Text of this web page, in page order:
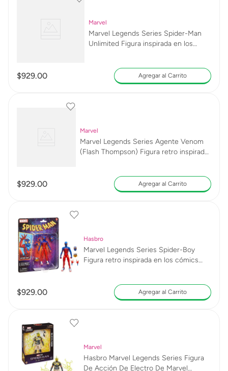
Marvel
Marvel Legends Series Spider-Man
Unlimited Figura inspirada en los
$929.00 Agregar al Carrito
Marvel
Marvel Legends Series Agente Venom
(Flash Thompson) Figura retro inspirada
$929.00 Agregar al Carrito
Hasbro
Marvel Legends Series Spider-Boy
Figura retro inspirada en los cómics
$929.00 Agregar al Carrito
Marvel
Hasbro Marvel Legends Series Figura
De Acción De Electro De Marvel